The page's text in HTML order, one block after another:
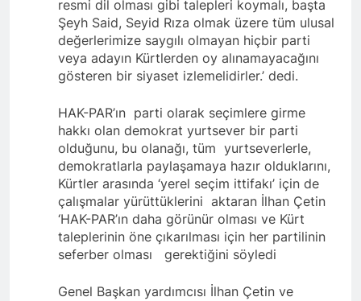
PAR heyetine gösterilen ilgi
için teşekkür ediyoruz.
1 Yıl Ago
HAK-PAR BAŞKANLIK
KURULU; ‘Kürt meselesi
PKK den ibaret değildir.’
1 Yıl Ago
*HAK-PAR Genel başkanı
RUDAW’ın düzenlediği
“Ortadoğu’nun Geleceğinde
Belirsizlikler” Formuna
katıldı*
1 Yıl Ago
HAK-PAR Genel Başkanı
Düzgün Kaplan “Hewler
Ortadoğu’nun politik
merkezine dönüşmektedir”
1 Yıl Ago
HAK-PAR, PSK VE PWK
İZMİR’İN KONAK
MEYDANINDA ORTAK
BASIN AÇIKLAMASI YAPTI
1 Yıl Ago
Dünya Anadil Günü’nde HAK-
PAR’ın eski genel başkanı
konferans Dünya Anadil
HAK-PAR Viyana
resmi dil olması gibi talepleri koymalı, başta
Şeyh Said, Seyid Rıza olmak üzere tüm ulusal
değerlerimize saygılı olmayan hiçbir parti
veya adayın Kürtlerden oy alınamayacağını
gösteren bir siyaset izlemelidirler.’ dedi.
HAK-PAR’ın parti olarak seçimlere girme
hakkı olan demokrat yurtsever bir parti
olduğunu, bu olanağı, tüm yurtseverlerle,
demokratlarla paylaşamaya hazır olduklarını,
Kürtler arasında ‘yerel seçim ittifakı’ için de
çalışmalar yürüttüklerini aktaran İlhan Çetin
‘HAK-PAR’ın daha görünür olması ve Kürt
taleplerinin öne çıkarılması için her partilinin
seferber olması
gerektiğini söyledi
Genel Başkan yardımcısı İlhan Çetin ve